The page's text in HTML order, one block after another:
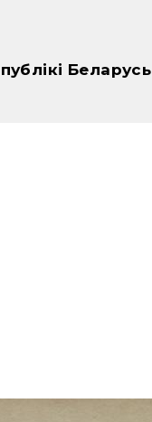
Беларусь